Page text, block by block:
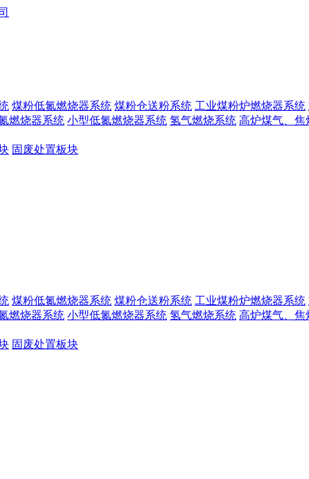
煤粉低氮燃烧器系统 煤粉仓送粉系统 工业煤粉炉燃烧器系统
燃烧器系统 小型低氮燃烧器系统 氢气燃烧系统 高炉煤气、焦
固废处置板块
煤粉低氮燃烧器系统 煤粉仓送粉系统 工业煤粉炉燃烧器系统
燃烧器系统 小型低氮燃烧器系统 氢气燃烧系统 高炉煤气、焦
固废处置板块